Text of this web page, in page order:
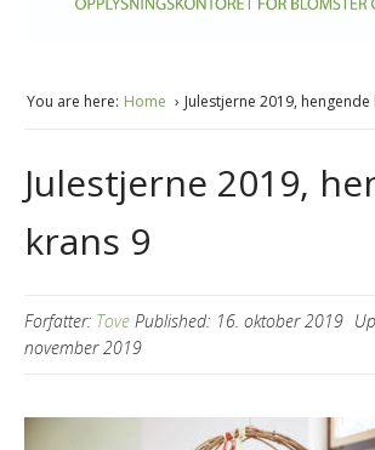
You are here: Home Julestjerne 2019, hengende
Julestjerne 2019,
krans 9
Forfatter: Tove Published: 16. oktober 2019
november 2019